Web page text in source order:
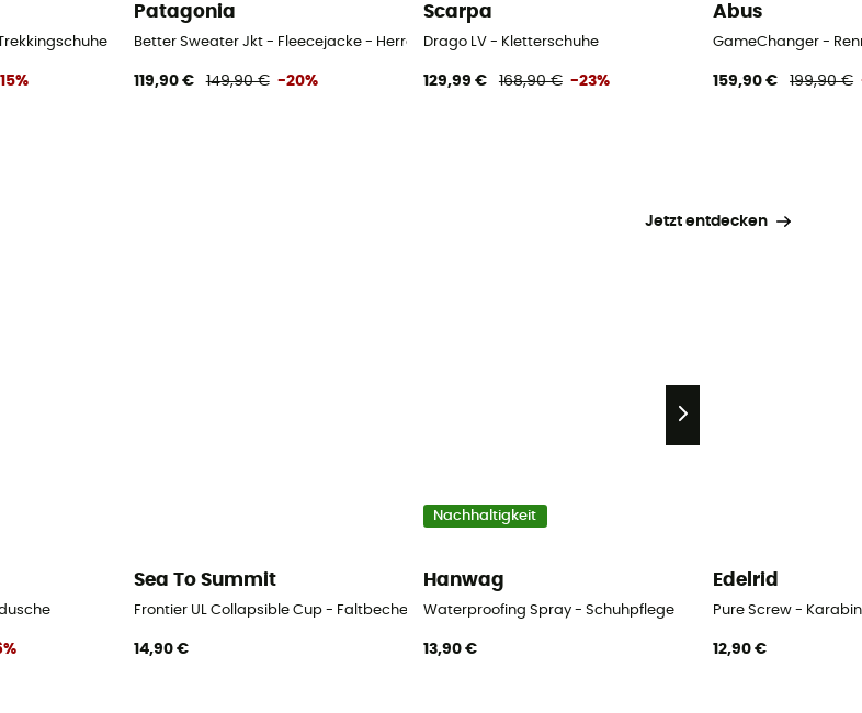
Patagonia
Better Sweater Jkt - Fleecejacke - Herren
119,90 € 149,90 € -20%
Scarpa
Drago LV - Kletterschuhe
129,99 € 168,90 € -23%
Abus
GameChanger -
159,90 € 199,90 €
Jetzt entdecken
Sea To Summit
Frontier UL Collapsible Cup - Faltbecher
14,90 €
Nachhaltigkeit
Hanwag
Waterproofing Spray - Schuhpflege
13,90 €
Edelrid
Pure Screw -
12,90 €